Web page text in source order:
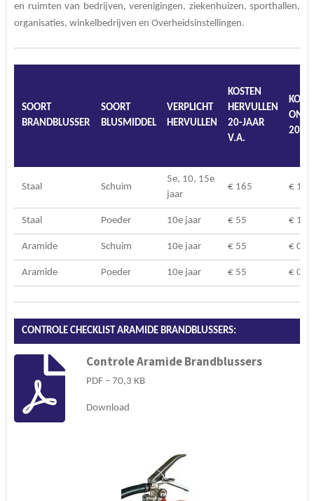
en ruimten van bedrijven, verenigingen, ziekenhuizen, sporthallen,
organisaties, winkelbedrijven en Overheidsinstellingen.
SOORT
BRANDBLUSSER
SOORT
BLUSMIDDEL
VERPLICHT
HERVULLEN
KOSTEN
HERVULLEN
20-JAAR
V.A.
20-
Staal Schuim
5e, 10, 15e
jaar
€ 165 € 190
Staal Poeder 10e jaar € 55 € 190
Aramide Schuim 10e jaar € 55 € 0
Aramide Poeder 10e jaar € 55 € 0
CONTROLE CHECKLIST ARAMIDE BRANDBLUSSERS:
Controle Aramide Brandblussers
PDF – 70,3 KB
Download